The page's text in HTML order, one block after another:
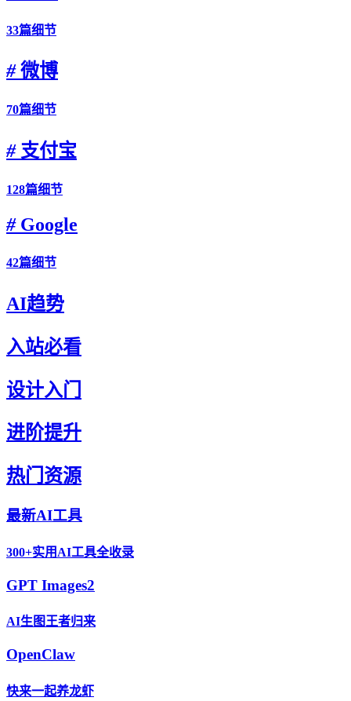
33篇细节
#微博
70篇细节
#支付宝
128篇细节
#Google
42篇细节
AI趋势
入站必看
设计入门
进阶提升
热门资源
最新AI工具
300+实用AI工具全收录
GPT Images2
AI生图王者归来
OpenClaw
快来一起养龙虾